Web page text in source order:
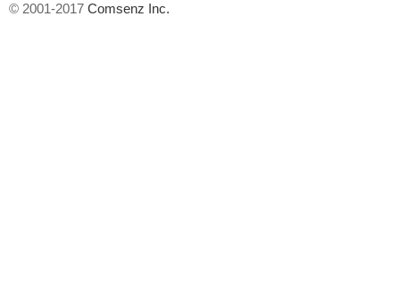
© 2001-2017 Comsenz Inc.